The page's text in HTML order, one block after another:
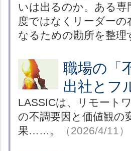
いは出るのか。ある
度ではなくリーダー
なるための勘所を整理
職場の「
出社とフ
LASSICは、リモート
の不調要因と価値観の
果……。
（2026/4/11）